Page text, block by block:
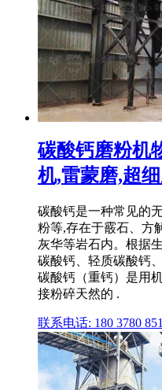
碳酸钙磨粉机
机,雷蒙磨,超
碳酸钙是一种常见的
粉等,存在于霰石、方
灰华等岩石内。根据
碳酸钙、轻质碳酸钙
碳酸钙（重钙）是用
接粉碎天然的 .
联系电话: 180 3780